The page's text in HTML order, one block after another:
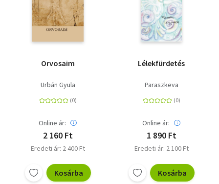
Orvosaim
Urbán Gyula
Online ár:
2 160 Ft
Eredeti ár: 2 400 Ft
Kosárba
Lélekfürdetés
Paraszkeva
Online ár:
1 890 Ft
Eredeti ár: 2 100 Ft
Kosárba